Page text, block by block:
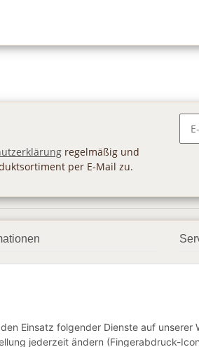
regelmäßig und
per E-Mail zu.
Einsatz folgender Dienste auf unserer
jederzeit ändern (Fingerabdruck-